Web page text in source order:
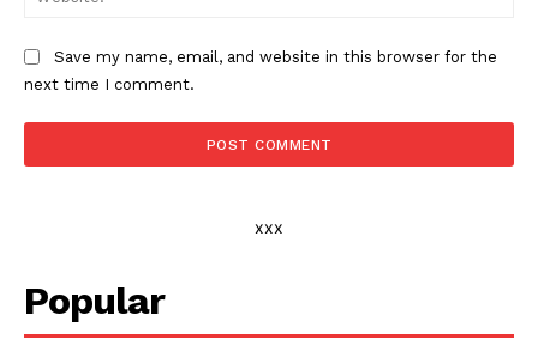
Save my name, email, and website in this browser for the
next time I comment.
xxx
Popular